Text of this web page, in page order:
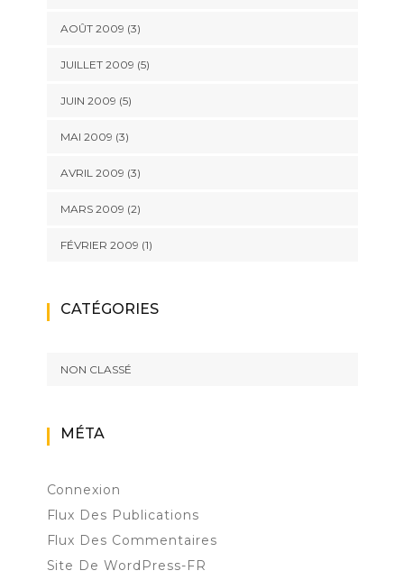
AOÛT 2009 (3)
JUILLET 2009 (5)
JUIN 2009 (5)
MAI 2009 (3)
AVRIL 2009 (3)
MARS 2009 (2)
FÉVRIER 2009 (1)
CATÉGORIES
NON CLASSÉ
MÉTA
Connexion
Flux Des Publications
Flux Des Commentaires
Site De WordPress-FR